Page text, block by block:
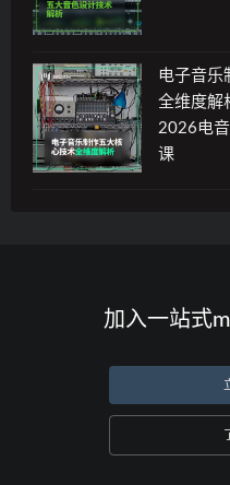
电子音乐
全维度解
2026电
课
加入一站式